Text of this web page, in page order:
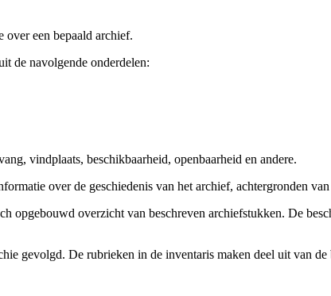
over een bepaald archief.
de navolgende onderdelen:
vindplaats, beschikbaarheid, openbaarheid en andere.
over de geschiedenis van het archief, achtergronden
opgebouwd overzicht van beschreven archiefstukken. De
gevolgd. De rubrieken in de inventaris maken deel uit van